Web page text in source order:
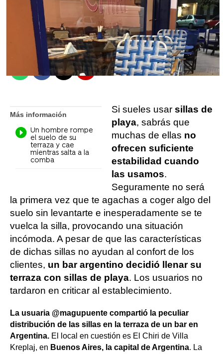
Mario Fernández
Madrid
Publicado:31 de mayo de 2022, 16:43
WhatsappFacebook
X Flipboard
Más información
Un hombre rompe
el suelo de su
terraza y cae
mientras salta a la
comba
Si sueles usar sillas de
playa, sabrás que
muchas de ellas no
ofrecen suficiente
estabilidad cuando
las usamos.
Seguramente no será
la primera vez que te agachas a coger algo del
suelo sin levantarte e inesperadamente se te
vuelca la silla, provocando una situación
incómoda. A pesar de que las características
de dichas sillas no ayudan al confort de los
clientes, un bar argentino decidió llenar su
terraza con sillas de playa. Los usuarios no
tardaron en criticar al establecimiento.
La usuaria @magupuente compartió la peculiar
distribución de las sillas en la terraza de un bar en
Argentina. El local en cuestión es El Chiri de Villa
Kreplaj, en Buenos Aires, la capital de Argentina. La